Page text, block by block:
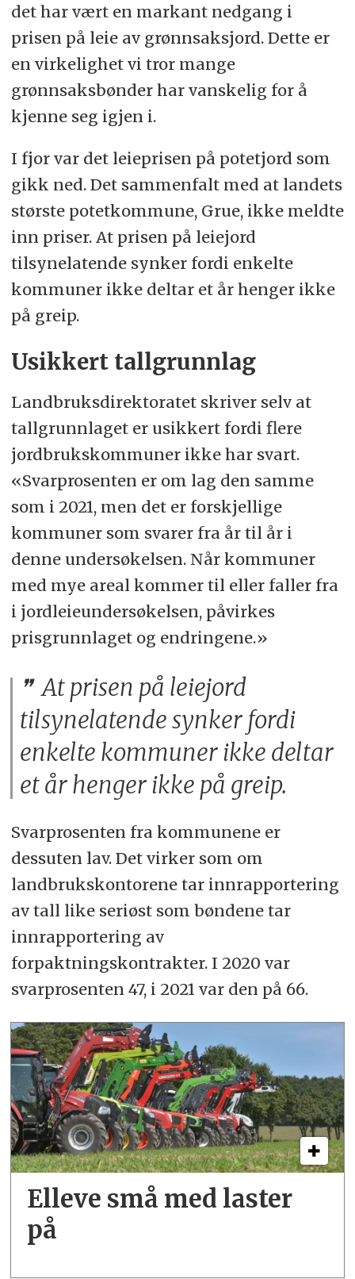
det har vært en markant nedgang i
prisen på leie av grønnsaksjord. Dette er
en virkelighet vi tror mange
grønnsaksbønder har vanskelig for å
kjenne seg igjen i.
I fjor var det leieprisen på potetjord som
gikk ned. Det sammenfalt med at landets
største potetkommune, Grue, ikke meldte
inn priser. At prisen på leiejord
tilsynelatende synker fordi enkelte
kommuner ikke deltar et år henger ikke
på greip.
Usikkert tallgrunnlag
Landbruksdirektoratet skriver selv at
tallgrunnlaget er usikkert fordi flere
jordbrukskommuner ikke har svart.
«Svarprosenten er om lag den samme
som i 2021, men det er forskjellige
kommuner som svarer fra år til år i
denne undersøkelsen. Når kommuner
med mye areal kommer til eller faller fra
i jordleieundersøkelsen, påvirkes
prisgrunnlaget og endringene.»
At prisen på leiejord
tilsynelatende synker fordi
enkelte kommuner ikke deltar
et år henger ikke på greip.
Svarprosenten fra kommunene er
dessuten lav. Det virker som om
landbrukskontorene tar innrapportering
av tall like seriøst som bøndene tar
innrapportering av
forpaktningskontrakter. I 2020 var
svarprosenten 47, i 2021 var den på 66.
Elleve små med laster
på